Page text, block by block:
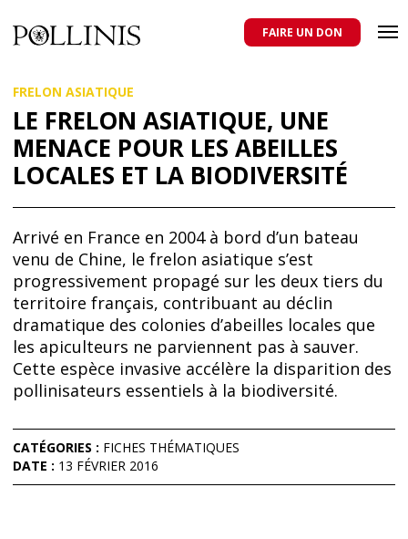
au
contenu
principal
domestiques et sauvages, et pour une agriculture qui respecte tous
les pollinisateurs
FAIRE UN DON
FRELON ASIATIQUE
LE FRELON ASIATIQUE, UNE
MENACE POUR LES ABEILLES
LOCALES ET LA BIODIVERSITÉ
Arrivé en France en 2004 à bord d’un bateau
venu de Chine, le frelon asiatique s’est
progressivement propagé sur les deux tiers du
territoire français, contribuant au déclin
dramatique des colonies d’abeilles locales que
les apiculteurs ne parviennent pas à sauver.
Cette espèce invasive accélère la disparition des
pollinisateurs essentiels à la biodiversité.
CATÉGORIES : FICHES THÉMATIQUES
DATE : 13 FÉVRIER 2016